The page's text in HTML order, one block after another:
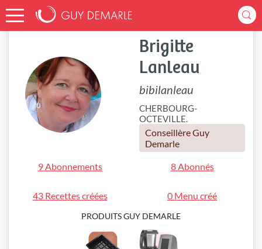
Accueil bibilanleau
Brigitte
Lanleau
bibilanleau
CHERBOURG-
OCTEVILLE.
Conseillère Guy
Demarle
9 Abonnements 8 Abonnés
43 Recettes créées 0 Menu créé
PRODUITS GUY DEMARLE